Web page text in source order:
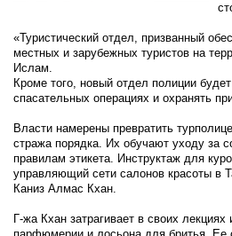
«Туристический отдел, призванный
местных и зарубежных туристов на
Ислам.
Кроме того, новый отдел полиции
спасательных операциях и охранять
Власти намерены превратить
стража порядка. Их обучают уходу за
правилам этикета. Инструктаж для
управляющий сети салонов красоты в
Каниз Алмас Кхан.
Г-жа Кхан затрагивает в своих